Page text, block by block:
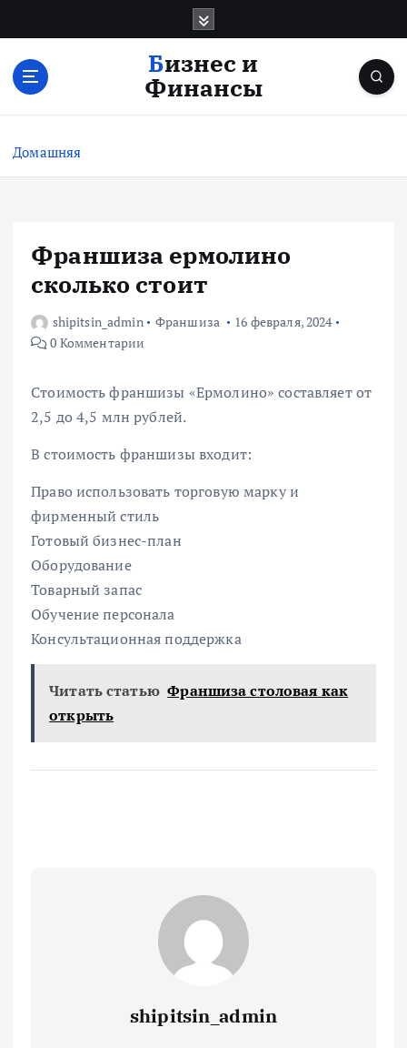
с
Бизнес и
Финансы
Домашняя
Франшиза ермолино
сколько стоит
shipitsin_admin Франшиза
16 февраля, 2024
0 Комментарии
Стоимость франшизы «Ермолино» составляет от
2,5 до 4,5 млн рублей.
В стоимость франшизы входит:
Право использовать торговую марку и
фирменный стиль
Готовый бизнес-план
Оборудование
Товарный запас
Обучение персонала
Консультационная поддержка
Читать статью Франшиза столовая как
открыть
shipitsin_admin